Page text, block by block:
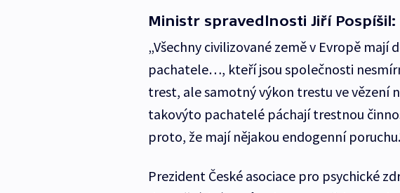
Ministr spravedlnosti Jiří Pospíšil:
„Všechny civilizované země v Evropě
pachatele…, kteří jsou společnosti
trest, ale samotný výkon trestu ve vězení
takovýto pachatelé páchají trestnou
proto, že mají nějakou endogenní
Prezident České asociace pro psychické